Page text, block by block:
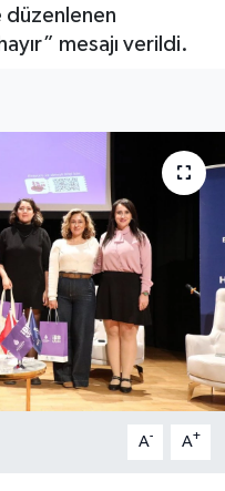
düzenlenen
mesajı verildi.
A- A+